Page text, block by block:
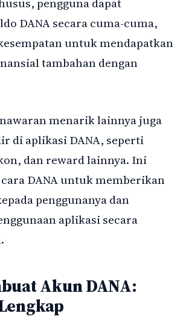
DANA secara cuma-cuma,
untuk mendapatkan
tambahan dengan
menarik lainnya juga
di aplikasi DANA, seperti
dan reward lainnya. Ini
DANA untuk memberikan
penggunanya dan
aplikasi secara
Akun DANA: